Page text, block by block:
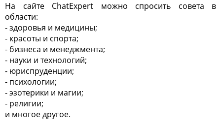
На сайте ChatExpert можно спросить совета в
области:
- здоровья и медицины;
- красоты и спорта;
- бизнеса и менеджмента;
- науки и технологий;
- юриспруденции;
- психологии;
- эзотерики и магии;
- религии;
и многое другое.